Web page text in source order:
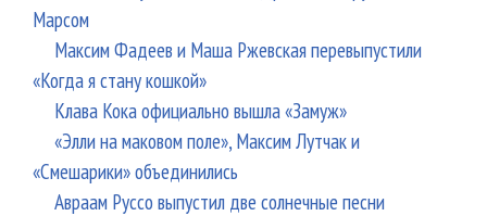
Марсом
Максим Фадеев и Маша Ржевская перевыпустили
«Когда я стану кошкой»
Клава Кока официально вышла «Замуж»
«Элли на маковом поле», Максим Лутчак и
«Смешарики» объединились
Авраам Руссо выпустил две солнечные песни